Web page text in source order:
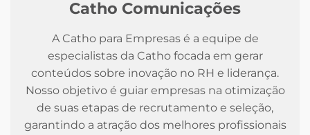
Catho Comunicações
A Catho para Empresas é a equipe de
especialistas da Catho focada em gerar
conteúdos sobre inovação no RH e liderança.
Nosso objetivo é guiar empresas na otimização
de suas etapas de recrutamento e seleção,
garantindo a atração dos melhores profissionais